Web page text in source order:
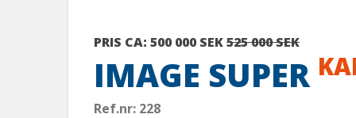
PRIS CA: 500 000 SEK525 000 SEK
IMAGE SUPER
Ref.nr: 228